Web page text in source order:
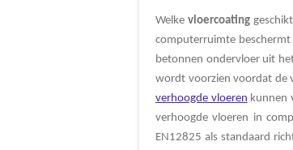
Welkevloercoating
computerruimte beschermt
betonnen ondervloer uit
wordt voorzien voordat de
verhoogde vloeren kunnen
verhoogde vloeren in
EN12825 als standaard